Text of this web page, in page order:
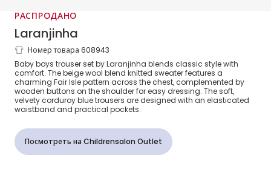
РАСПРОДАНО
Laranjinha
Baby Boys Beige & Blue Corduroy
Trouser Set
Номер товара 608943
Baby boys trouser set by Laranjinha blends classic style with
comfort. The beige wool blend knitted sweater features a
charming Fair Isle pattern across the chest, complemented by
wooden buttons on the shoulder for easy dressing. The soft,
velvety corduroy blue trousers are designed with an elasticated
waistband and practical pockets.
Посмотреть на Childrensalon Outlet